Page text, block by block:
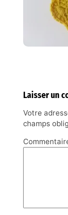
Laisser un
Votre
champs